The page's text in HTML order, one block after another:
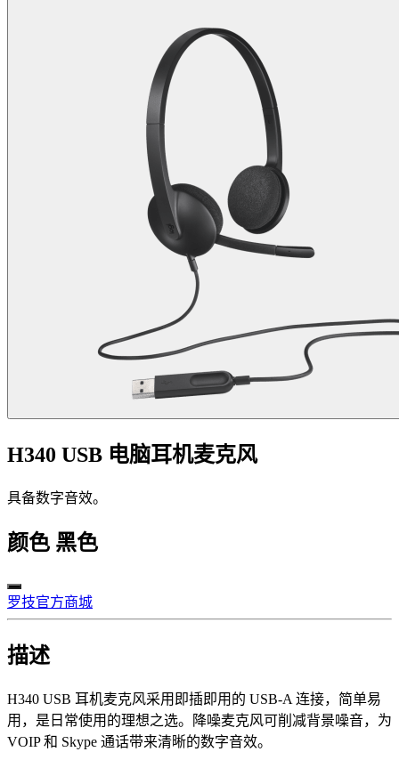
H340 USB 电脑耳机麦克风
具备数字音效。
颜色 黑色
罗技官方商城
描述
H340 USB 耳机麦克风采用即插即用的 USB-A 连接，简单易
用，是日常使用的理想之选。降噪麦克风可削减背景噪音，为
VOIP 和 Skype 通话带来清晰的数字音效。